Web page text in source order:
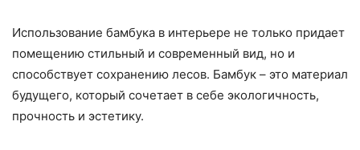
Использование бамбука в интерьере не только придает
помещению стильный и современный вид, но и
способствует сохранению лесов. Бамбук – это материал
будущего, который сочетает в себе экологичность,
прочность и эстетику.